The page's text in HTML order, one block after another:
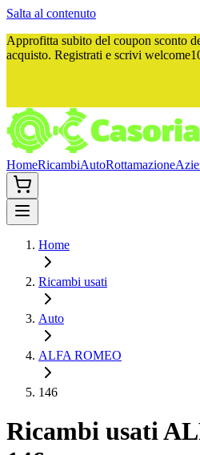
Salta al contenuto
Approfitta subito del coupon sconto
acquisto. Registrati e scrivi
HomeRicambiAutoRottamazione
Home
Ricambi usati
Auto
ALFA ROMEO
146
Ricambi usati